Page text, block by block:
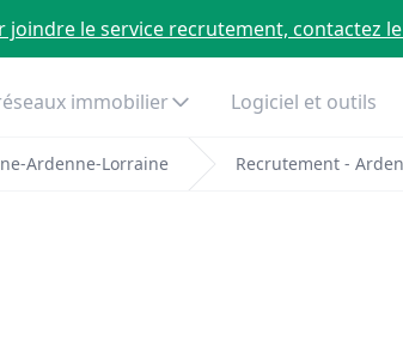
joindre le service recrutement, contactez le
immobilier Logiciel et outils
Ardenne-Lorraine Recrutement -